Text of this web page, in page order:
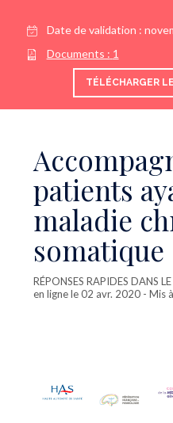
Date de validation :
Documents : 1
TÉLÉCHARGER
patients
maladie
somatique
RÉPONSES RAPIDES DANS
en ligne le 02 avr. 2020 - Mis